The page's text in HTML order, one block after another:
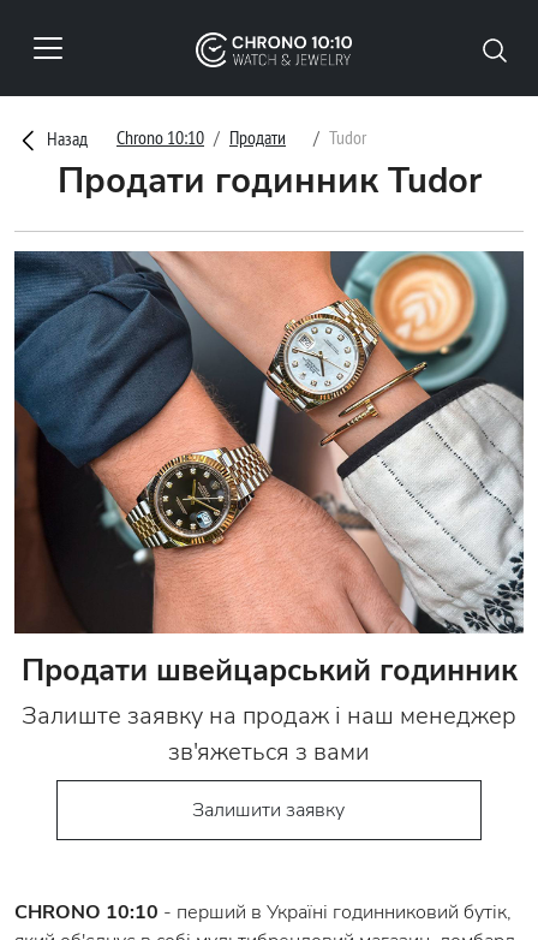
Назад Chrono 10:10 Продати Tudor
Продати годинник Tudor
Продати швейцарський годинник
Залиште заявку на продаж і наш менеджер
зв'яжеться з вами
Залишити заявку
CHRONO 10:10 - перший в Україні годинниковий бутік,